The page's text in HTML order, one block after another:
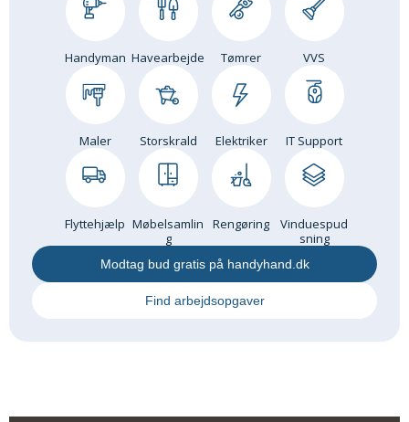
Belægning
Om Værktøj
Rengøring Af Overflader
Pletleksikon
Handyman Havearbejde Tømrer VVS
Maler Storskrald Elektriker IT Support
Flyttehjælp Møbelsamlin
g
Rengøring
Vinduespud
sning
Modtag bud gratis på handyhand.dk
Find arbejdsopgaver